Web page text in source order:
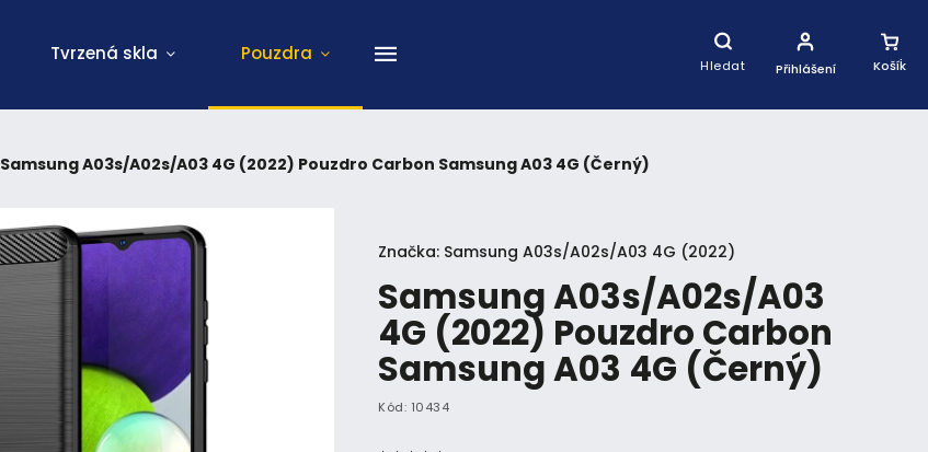
Hledat
Nákupní
Košík
Přihlášení
Tvrzená skla Pouzdra
Samsung A03s/A02s/A03 4G (2022) Pouzdro Carbon Samsung A03 4G (Černý)
Samsung A03s/A02s/A03
4G (2022) Pouzdro Carbon
Samsung A03 4G (Černý)
Kód: 10434
Značka: Samsung A03s/A02s/A03 4G (2022)